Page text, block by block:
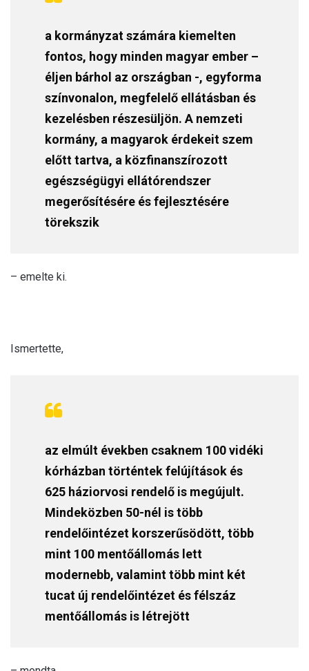
a kormányzat számára kiemelten
fontos, hogy minden magyar ember –
éljen bárhol az országban -, egyforma
színvonalon, megfelelő ellátásban és
kezelésben részesüljön. A nemzeti
kormány, a magyarok érdekeit szem
előtt tartva, a közfinanszírozott
egészségügyi ellátórendszer
megerősítésére és fejlesztésére
törekszik
– emelte ki.
Ismertette,
az elmúlt években csaknem 100 vidéki
kórházban történtek felújítások és
625 háziorvosi rendelő is megújult.
Mindeközben 50-nél is több
rendelőintézet korszerűsödött, több
mint 100 mentőállomás lett
modernebb, valamint több mint két
tucat új rendelőintézet és félszáz
mentőállomás is létrejött